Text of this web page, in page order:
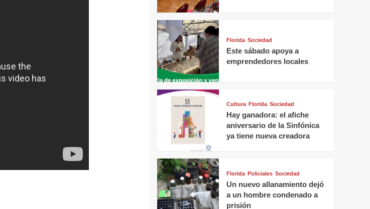
Florida Sociedad
Este sábado apoya a
emprendedores locales
Cultura Florida Sociedad
Hay ganadora: el afiche
aniversario de la Sinfónica
ya tiene nueva creadora
Florida Policiales Sociedad
Un nuevo allanamiento dejó
a un hombre condenado a
prisión